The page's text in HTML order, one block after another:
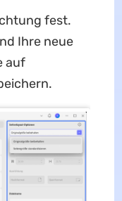
fest.
Ihre neue
auf